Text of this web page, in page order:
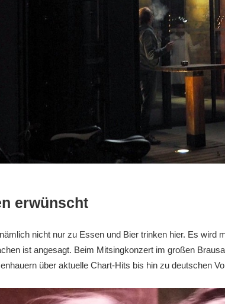
erwünscht
nicht nur zu Essen und Bier trinken hier. Es wird
ist angesagt. Beim Mitsingkonzert im großen
über aktuelle Chart-Hits bis hin zu deutschen